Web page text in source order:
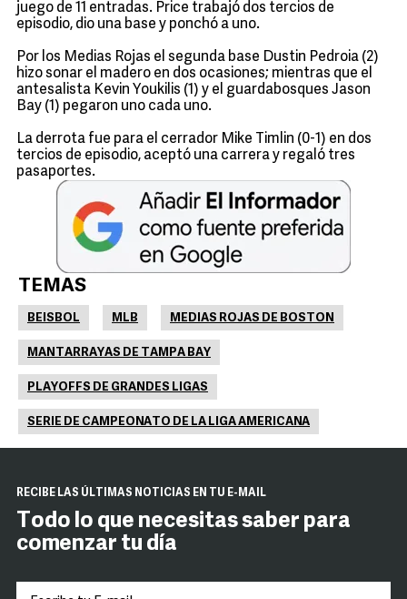
juego de 11 entradas. Price trabajó dos tercios de
episodio, dio una base y ponchó a uno.
Por los Medias Rojas el segunda base Dustin Pedroia (2)
hizo sonar el madero en dos ocasiones; mientras que el
antesalista Kevin Youkilis (1) y el guardabosques Jason
Bay (1) pegaron uno cada uno.
La derrota fue para el cerrador Mike Timlin (0-1) en dos
tercios de episodio, aceptó una carrera y regaló tres
pasaportes.
TEMAS
BEISBOL MLB MEDIAS ROJAS DE BOSTON
MANTARRAYAS DE TAMPA BAY
PLAYOFFS DE GRANDES LIGAS
SERIE DE CAMPEONATO DE LA LIGA AMERICANA
RECIBE LAS ÚLTIMAS NOTICIAS EN TU E-MAIL
Todo lo que necesitas saber para
comenzar tu día